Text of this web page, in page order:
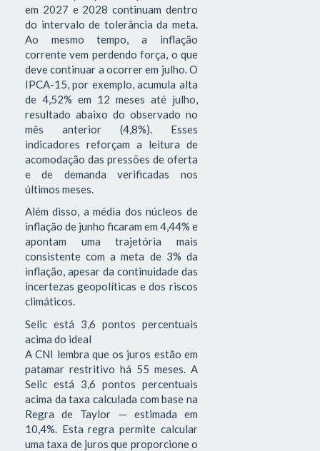
em 2027 e 2028 continuam dentro
do intervalo de tolerância da meta.
Ao mesmo tempo, a inflação
corrente vem perdendo força, o que
deve continuar a ocorrer em julho. O
IPCA-15, por exemplo, acumula alta
de 4,52% em 12 meses até julho,
resultado abaixo do observado no
mês anterior (4,8%). Esses
indicadores reforçam a leitura de
acomodação das pressões de oferta
e de demanda verificadas nos
últimos meses.
Além disso, a média dos núcleos de
inflação de junho ficaram em 4,44% e
apontam uma trajetória mais
consistente com a meta de 3% da
inflação, apesar da continuidade das
incertezas geopolíticas e dos riscos
climáticos.
Selic está 3,6 pontos percentuais
acima do ideal
A CNI lembra que os juros estão em
patamar restritivo há 55 meses. A
Selic está 3,6 pontos percentuais
acima da taxa calculada com base na
Regra de Taylor — estimada em
10,4%. Esta regra permite calcular
uma taxa de juros que proporcione o